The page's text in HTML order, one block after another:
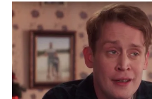
WN
DANAU
TOBA
WN